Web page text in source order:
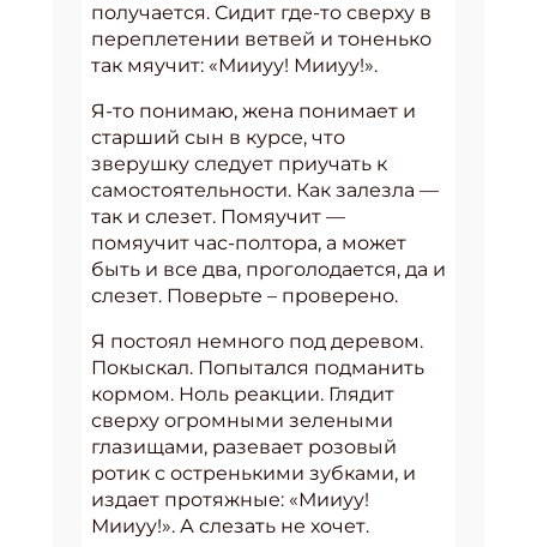
получается. Сидит где-то сверху в
переплетении ветвей и тоненько
так мяучит: «Мииуу! Мииуу!».
Я-то понимаю, жена понимает и
старший сын в курсе, что
зверушку следует приучать к
самостоятельности. Как залезла —
так и слезет. Помяучит —
помяучит час-полтора, а может
быть и все два, проголодается, да и
слезет. Поверьте – проверено.
Я постоял немного под деревом.
Покыскал. Попытался подманить
кормом. Ноль реакции. Глядит
сверху огромными зелеными
глазищами, разевает розовый
ротик с остренькими зубками, и
издает протяжные: «Мииуу!
Мииуу!». А слезать не хочет.